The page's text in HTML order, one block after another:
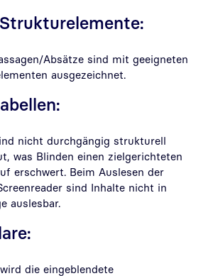
Absätze sind mit geeigneten
ausgezeichnet.
nicht durchgängig strukturell
was Blinden einen zielgerichteten
erschwert. Beim Auslesen der
sind Inhalte nicht in
auslesbar.
die eingeblendete